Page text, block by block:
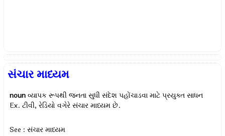
સંચાર માધ્યમ
noun વ્યાપક રૂપથી જનતા સુધી સંદેશ પહોંચાડવા માટે પ્રયુક્ત સાધન
Ex.ટીવી, રેડિયો વગેરે સંચાર માધ્યમ છે.
See : સંચાર માધ્યમ